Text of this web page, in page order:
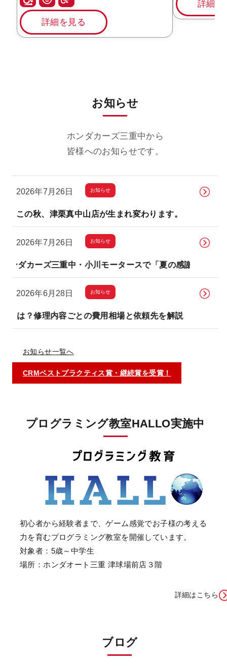
詳細を見る
詳細を
お知らせ
ホンダカーズ三重中から
皆様へのお知らせです。
2026年7月26日 お知らせ
この秋、津栗真中山店が生まれ変わります。
2026年7月26日 お知らせ
重中・小川モータースで「夏の感謝祭」を開催します！
2026年6月28日 お知らせ
容ごとの費用相場と依頼先を解説 鈑金・塗装とは？
お知らせ一覧へ
CRMベストプラクティス賞・継続賞を受賞！
プログラミング教室HALLO実施中
初心者から経験者まで、ゲーム感覚でお子様の考える
力を育むプログラミング教室を開催しています。
対象者：5歳～中学生
場所：ホンダオート三重 津球場前店３階
詳細はこちら
ブログ